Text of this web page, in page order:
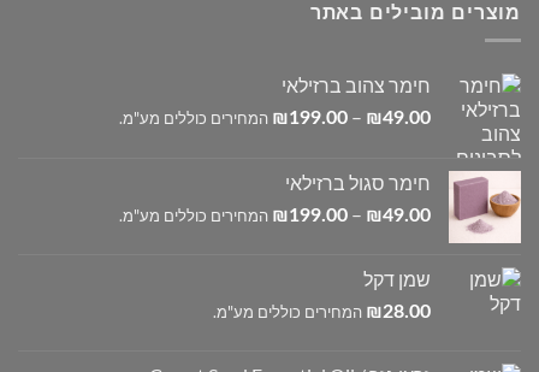
מוצרים מובילים באתר
חימר צהוב ברזילאי
₪49.00
–
₪199.00
טווח
המחירים כוללים מע"מ.
חימר סגול ברזילאי
₪49.00
–
₪199.00
טווח
המחירים כוללים מע"מ.
שמן דקל
₪28.00 המחירים כוללים מע"מ.